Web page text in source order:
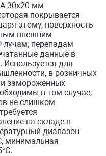
А 30x20 мм
покрывается
этому, поверхность
внешним
лучам, перепадам
данные в
Используется для
в розничных
замороженных
в том случае,
не слишком
на складе в
диапазон
минимальная